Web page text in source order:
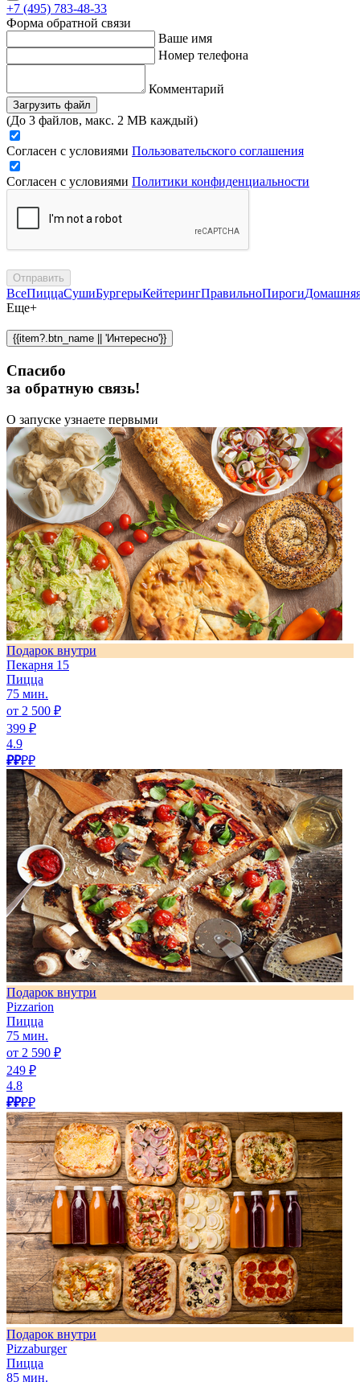
+7 (495) 783-48-33
Форма обратной связи
Ваше имя
Номер телефона
Комментарий
Загрузить файл
(До 3 файлов, макс. 2 MB каждый)
Согласен с условиями Пользовательского соглашения
Согласен с условиями Политики конфиденциальности
Отправить
ВсеПиццаСушиБургерыКейтерингПравильноПироги
Еще+
{{item?.btn_name || 'Интересно'}}
Спасибо
за обратную связь!
О запуске узнаете первыми
Подарок внутри
Пекарня 15
Пицца
75 мин.
от 2 500 ₽
399 ₽
4.9
₽₽₽₽
Подарок внутри
Pizzarion
Пицца
75 мин.
от 2 590 ₽
249 ₽
4.8
₽₽₽₽
Подарок внутри
Pizzaburger
Пицца
85 мин.